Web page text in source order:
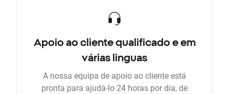
Apoio ao cliente qualificado e em
várias linguas
A nossa equipa de apoio ao cliente está
pronta para ajudá-lo 24 horas por dia, de